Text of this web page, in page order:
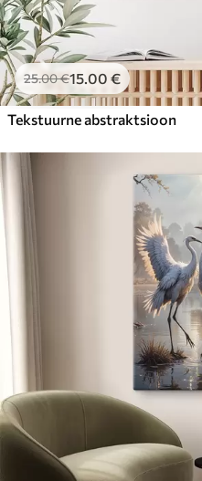
25.00€15.00 €
Tekstuurne abstraktsioon